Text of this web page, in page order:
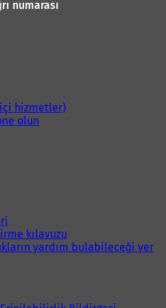
numarası
hizmetler)
olun
kılavuzu
yardım bulabileceği yer